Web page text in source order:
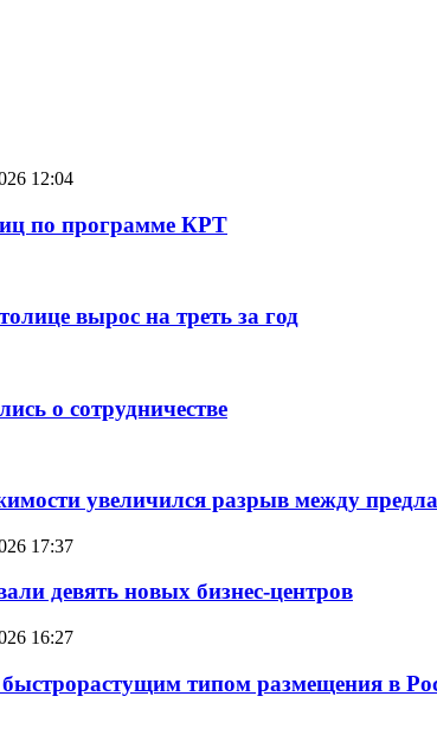
12:04
по программе КРТ
вырос на треть за год
о сотрудничестве
увеличился разрыв между
17:37
девять новых бизнес-центров
16:27
быстрорастущим типом размещения в